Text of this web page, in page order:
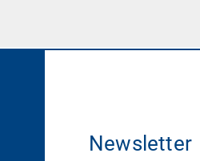
Newsletter